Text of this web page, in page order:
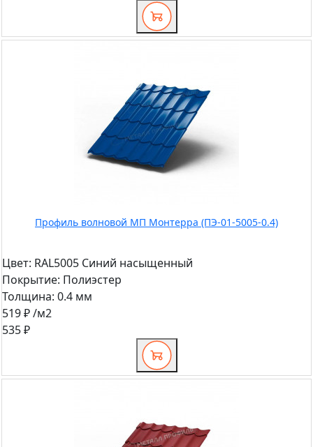
Профиль волновой МП Монтерра (ПЭ-01-5005-0.4)
Цвет: RAL5005 Синий насыщенный
Покрытие: Полиэстер
Толщина: 0.4 мм
519 ₽/м2
535 ₽